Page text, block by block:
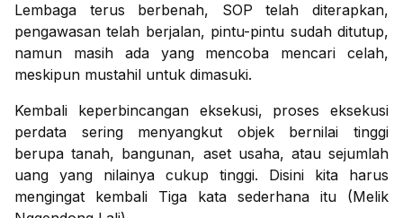
Lembaga terus berbenah, SOP telah diterapkan,
pengawasan telah berjalan, pintu-pintu sudah ditutup,
namun masih ada yang mencoba mencari celah,
meskipun mustahil untuk dimasuki.
Kembali keperbincangan eksekusi, proses eksekusi
perdata sering menyangkut objek bernilai tinggi
berupa tanah, bangunan, aset usaha, atau sejumlah
uang yang nilainya cukup tinggi. Disini kita harus
mengingat kembali Tiga kata sederhana itu (Melik